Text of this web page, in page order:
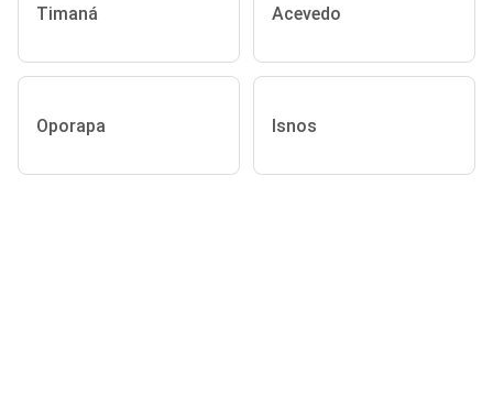
Timaná Acevedo
Oporapa Isnos